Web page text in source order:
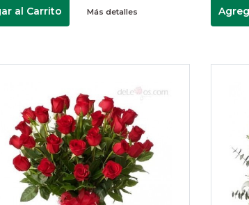
al Carrito Más detalles